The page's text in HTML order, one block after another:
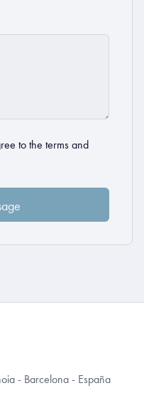
to the terms and
- Barcelona - España